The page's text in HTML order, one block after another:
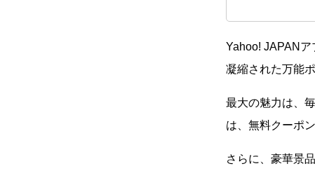
Yahoo! JAPAN
凝縮された万能
最大の魅力は、
は、無料クーポ
さらに、豪華景